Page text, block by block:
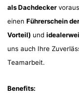
als Dachdecker
einen Führerschein
Vorteil) und
uns auch Ihre
Teamarbeit.
Benefits: